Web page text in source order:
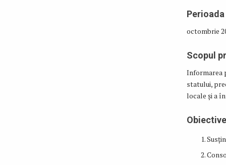
octombrie
Scopul
Informarea
statului,
locale și a